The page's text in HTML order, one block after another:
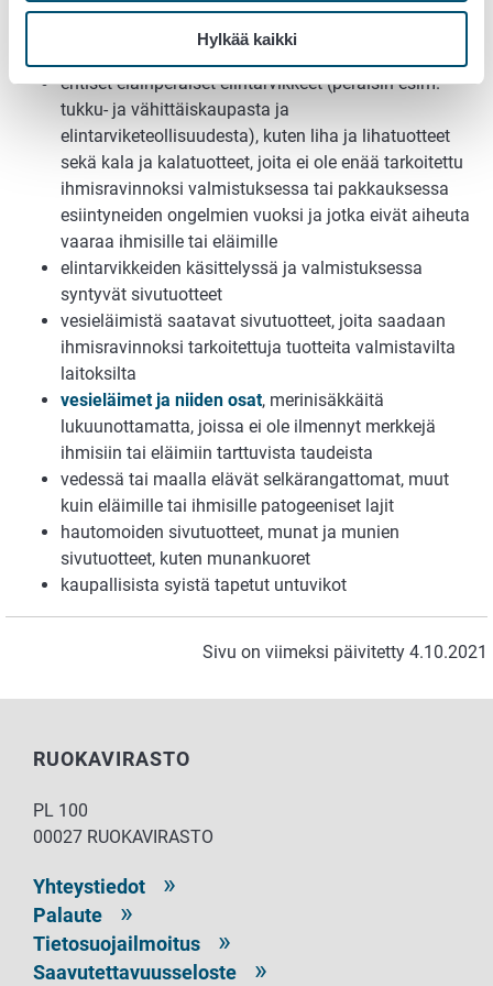
Hylkää kaikki
se on tarkoitettu eläinten ruokintaan tai käsiteltäväksi
entiset eläinperäiset elintarvikkeet (peräisin esim.
tukku- ja vähittäiskaupasta ja
elintarviketeollisuudesta), kuten liha ja lihatuotteet
sekä kala ja kalatuotteet, joita ei ole enää tarkoitettu
ihmisravinnoksi valmistuksessa tai pakkauksessa
esiintyneiden ongelmien vuoksi ja jotka eivät aiheuta
vaaraa ihmisille tai eläimille
elintarvikkeiden käsittelyssä ja valmistuksessa
syntyvät sivutuotteet
vesieläimistä saatavat sivutuotteet, joita saadaan
ihmisravinnoksi tarkoitettuja tuotteita valmistavilta
laitoksilta
vesieläimet ja niiden osat, merinisäkkäitä
lukuunottamatta, joissa ei ole ilmennyt merkkejä
ihmisiin tai eläimiin tarttuvista taudeista
vedessä tai maalla elävät selkärangattomat, muut
kuin eläimille tai ihmisille patogeeniset lajit
hautomoiden sivutuotteet, munat ja munien
sivutuotteet, kuten munankuoret
kaupallisista syistä tapetut untuvikot
Sivu on viimeksi päivitetty 4.10.2021
RUOKAVIRASTO
PL 100
00027 RUOKAVIRASTO
Yhteystiedot
Palaute
Tietosuojailmoitus
Saavutettavuusseloste